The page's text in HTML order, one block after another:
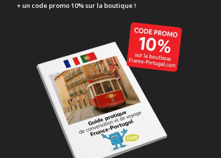
+ un code promo 10% sur la boutique !